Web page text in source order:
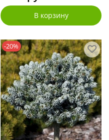
В корзину
-20%